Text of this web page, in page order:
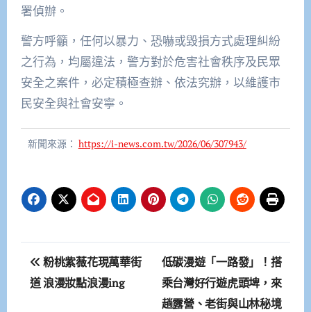
署偵辦。
警方呼籲，任何以暴力、恐嚇或毀損方式處理糾紛
之行為，均屬違法，警方對於危害社會秩序及民眾
安全之案件，必定積極查辦、依法究辦，以維護市
民安全與社會安寧。
新聞來源： https://i-news.com.tw/2026/06/307943/
文
章
粉桃紫薇花現萬華街
道 浪漫妝點浪漫ing
低碳漫遊「一路發」！搭
乘台灣好行遊虎頭埤，來
趟露營、老街與山林秘境